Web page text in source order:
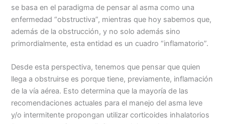
se basa en el paradigma de pensar al asma como una
enfermedad “obstructiva”, mientras que hoy sabemos que,
además de la obstrucción, y no solo además sino
primordialmente, esta entidad es un cuadro “inflamatorio”.
Desde esta perspectiva, tenemos que pensar que quien
llega a obstruirse es porque tiene, previamente, inflamación
de la vía aérea. Esto determina que la mayoría de las
recomendaciones actuales para el manejo del asma leve
y/o intermitente propongan utilizar corticoides inhalatorios